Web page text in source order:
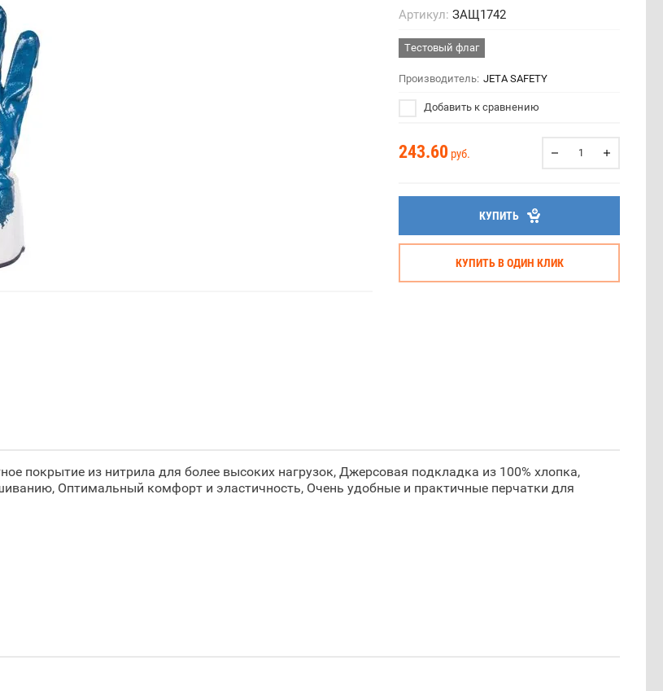
Артикул: ЗАЩ1742
Тестовый флаг
Производитель: JETA SAFETY
Добавить к сравнению
243.60 руб.
КУПИТЬ
КУПИТЬ В ОДИН КЛИК
покрытие из нитрила для более высоких нагрузок, Джерсовая подкладка из 100% хлопка,
Оптимальный комфорт и эластичность, Очень удобные и практичные перчатки для